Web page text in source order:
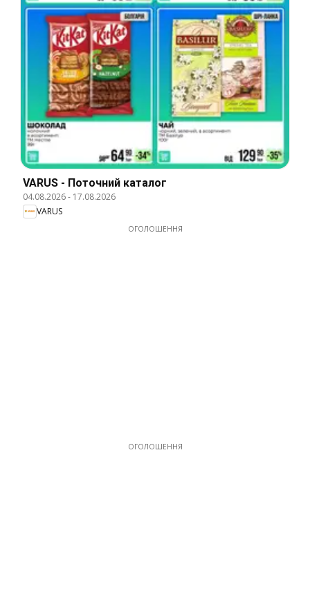
VARUS - Поточний каталог
04.08.2026- 17.08.2026
VARUS
ОГОЛОШЕННЯ
ОГОЛОШЕННЯ